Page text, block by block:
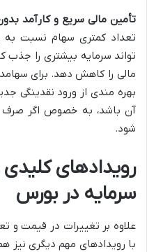
تأمین مالی سریع و کارآمد
تعداد کمتری سهام نسبت
تواند سرمایه بیشتری را جذب
مالی را کاهش دهد. برای
بهره مندی از ورود نقدینگی
آن باشد، به خصوص اگر صرف
شود.
رویدادهای
سرمایه در بورس
علاوه بر تغییرات در قیمت و
با رویدادهای مهم دیگری نیز